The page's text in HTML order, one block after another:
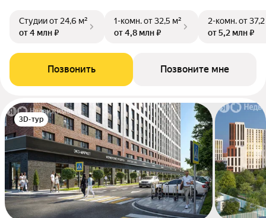
Студииот 24,6 м²
от 4 млн ₽
1-комн.от 32,5 м²
от 4,8 млн ₽
2-комн.от
от 5,2 млн ₽
Позвонить Позвоните мне
3D-тур